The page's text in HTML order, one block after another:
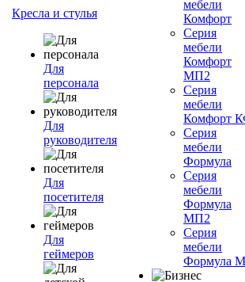
Кресла и стулья
Для
персонала
Для
руководителя
Для
посетителя
Для
геймеров
мебели
Комфорт
Серия
мебели
Комфорт
МП2
Серия
мебели
Комфорт
Серия
мебели
Формула
Серия
мебели
Формула
МП2
Серия
мебели
Формула